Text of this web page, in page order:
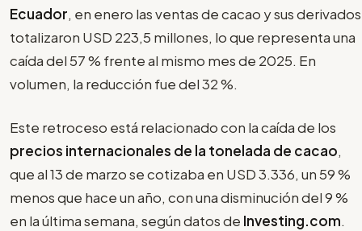
Ecuador, en enero las ventas de cacao y sus derivados
totalizaron USD 223,5 millones, lo que representa una
caída del 57 % frente al mismo mes de 2025. En
volumen, la reducción fue del 32 %.
Este retroceso está relacionado con la caída de los
precios internacionales de la tonelada de cacao,
que al 13 de marzo se cotizaba en USD 3.336, un 59 %
menos que hace un año, con una disminución del 9 %
en la última semana, según datos de Investing.com.